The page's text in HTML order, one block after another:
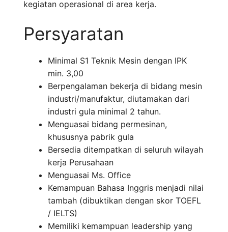
kegiatan operasional di area kerja.
Persyaratan
Minimal S1 Teknik Mesin dengan IPK
min. 3,00
Berpengalaman bekerja di bidang mesin
industri/manufaktur, diutamakan dari
industri gula minimal 2 tahun.
Menguasai bidang permesinan,
khususnya pabrik gula
Bersedia ditempatkan di seluruh wilayah
kerja Perusahaan
Menguasai Ms. Office
Kemampuan Bahasa Inggris menjadi nilai
tambah (dibuktikan dengan skor TOEFL
/ IELTS)
Memiliki kemampuan leadership yang